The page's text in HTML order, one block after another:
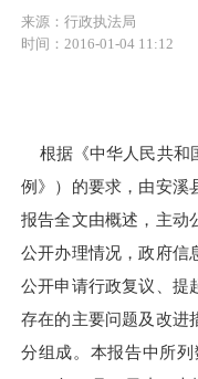
来源：行政执法局
时间：2016-01-04 11:12
根据《中华人民共和
例》）的要求，由安溪
报告全文由概述，主动
公开办理情况，政府信
公开申请行政复议、提
存在的主要问题及改进
分组成。本报告中所